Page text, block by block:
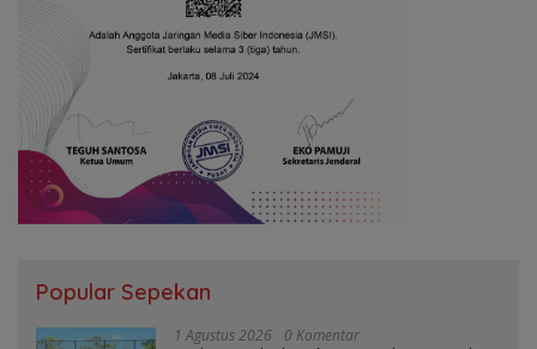
Popular Sepekan
1 Agustus 2026 0 Komentar